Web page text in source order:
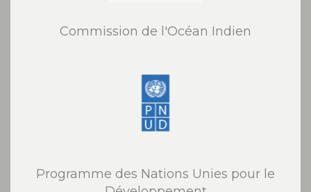
Commission de l'Océan Indien
Programme des Nations Unies pour le